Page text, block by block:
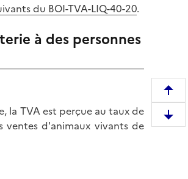
du BOI-TVA-LIQ-40-20.
à des personnes
la TVA est perçue au taux de
ventes d'animaux vivants de
e
m
D